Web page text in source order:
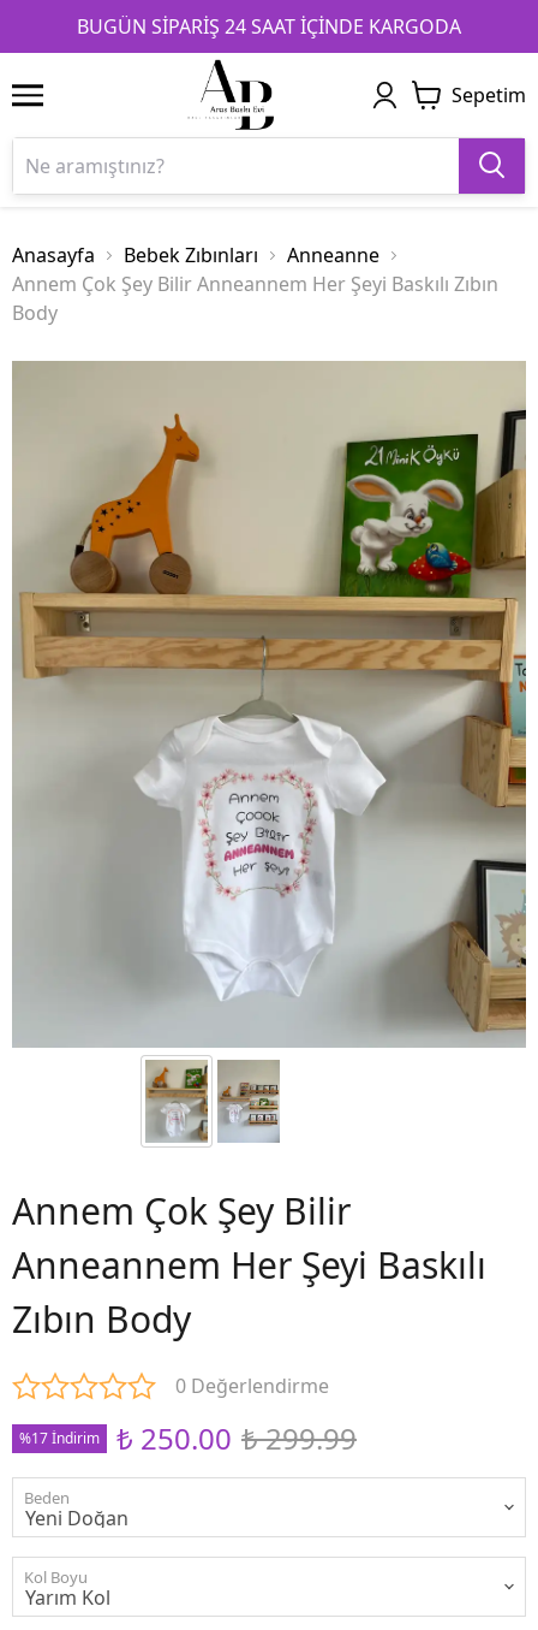
BUGÜN SİPARİŞ 24 SAAT İÇİNDE KARGODA
1 2 3
Sepetim
Anasayfa Bebek Zıbınları
Anneanne
Annem Çok Şey Bilir Anneannem Her Şeyi Baskılı Zıbın
Body
Annem Çok Şey Bilir
Anneannem Her Şeyi Baskılı
Zıbın Body
0 Değerlendirme
%17 İndirim ₺ 250.00 ₺ 299.99
Beden
Kol Boyu